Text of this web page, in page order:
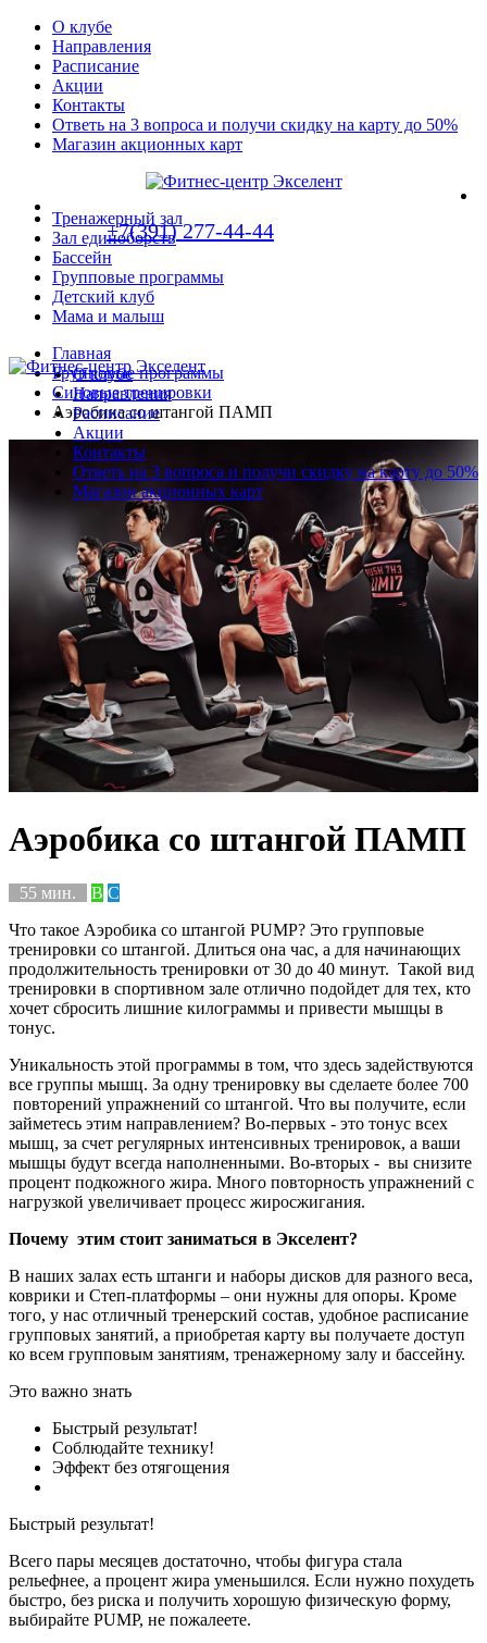
О клубе
Направления
Расписание
Акции
Контакты
Ответь на 3 вопроса и получи скидку на карту до 50%
Магазин акционных карт
+7(391) 277-44-44
Тренажерный зал
Зал единоборств
Бассейн
Групповые программы
Детский клуб
Мама и малыш
О клубе
Направления
Расписание
Акции
Контакты
Ответь на 3 вопроса и получи скидку на карту до 50%
Магазин акционных карт
Главная
Групповые программы
Силовые тренировки
Аэробика со штангой ПАМП
Аэробика со штангой ПАМП
55 мин. B C
Что такое Аэробика со штангой PUMP? Это групповые
тренировки со штангой. Длиться она час, а для начинающих
продолжительность тренировки от 30 до 40 минут. Такой вид
тренировки в спортивном зале отлично подойдет для тех, кто
хочет сбросить лишние килограммы и привести мышцы в
тонус.
Уникальность этой программы в том, что здесь задействуются
все группы мышц. За одну тренировку вы сделаете более 700
повторений упражнений со штангой. Что вы получите, если
займетесь этим направлением? Во-первых - это тонус всех
мышц, за счет регулярных интенсивных тренировок, а ваши
мышцы будут всегда наполненными. Во-вторых - вы снизите
процент подкожного жира. Много повторность упражнений с
нагрузкой увеличивает процесс жиросжигания.
Почему этим стоит заниматься в Экселент?
В наших залах есть штанги и наборы дисков для разного веса,
коврики и Степ-платформы – они нужны для опоры. Кроме
того, у нас отличный тренерский состав, удобное расписание
групповых занятий, а приобретая карту вы получаете доступ
ко всем групповым занятиям, тренажерному залу и бассейну.
Это важно знать
Быстрый результат!
Соблюдайте технику!
Эффект без отягощения
Быстрый результат!
Всего пары месяцев достаточно, чтобы фигура стала
рельефнее, а процент жира уменьшился. Если нужно похудеть
быстро, без риска и получить хорошую физическую форму,
выбирайте PUMP, не пожалеете.